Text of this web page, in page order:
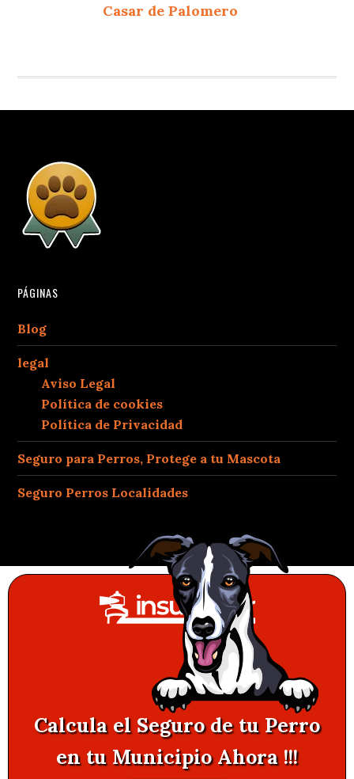
Casar de Palomero
PÁGINAS
Blog
legal
Aviso Legal
Política de cookies
Política de Privacidad
Seguro para Perros, Protege a tu Mascota
Seguro Perros Localidades
Calcula el Seguro de tu Perro
en tu Municipio Ahora !!!